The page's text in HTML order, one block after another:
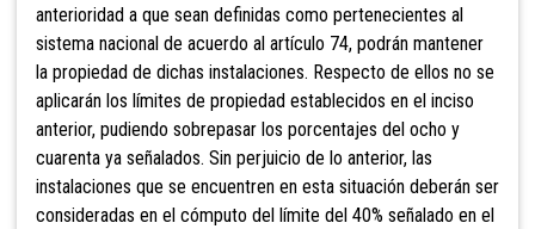
anterioridad a que sean definidas como pertenecientes al
sistema nacional de acuerdo al artículo 74, podrán mantener
la propiedad de dichas instalaciones. Respecto de ellos no se
aplicarán los límites de propiedad establecidos en el inciso
anterior, pudiendo sobrepasar los porcentajes del ocho y
cuarenta ya señalados. Sin perjuicio de lo anterior, las
instalaciones que se encuentren en esta situación deberán ser
consideradas en el cómputo del límite del 40% señalado en el